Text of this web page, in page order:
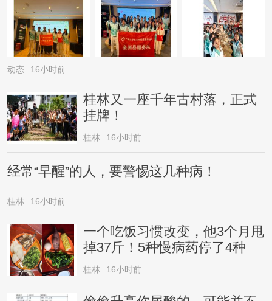
动态 16小时前
桂林又一座千年古村落，正式
挂牌！
桂林 16小时前
经常“早醒”的人，要警惕这几种病！
桂林 16小时前
一个吃饭习惯改变，他3个月甩
掉37斤！5种慢病药停了4种
桂林 16小时前